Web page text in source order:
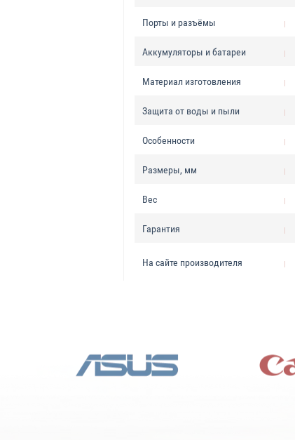
Порты и разъёмы
Аккумуляторы и батареи
Материал изготовления
Защита от воды и пыли
Особенности
Размеры, мм
Вес
Гарантия
На сайте производителя